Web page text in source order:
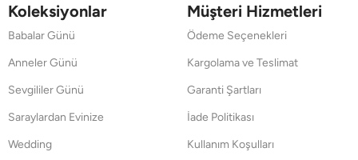
Koleksiyonlar
Babalar Günü
Anneler Günü
Sevgililer Günü
Saraylardan Evinize
Wedding
Müşteri Hizmetleri
Ödeme Seçenekleri
Kargolama ve Teslimat
Garanti Şartları
İade Politikası
Kullanım Koşulları